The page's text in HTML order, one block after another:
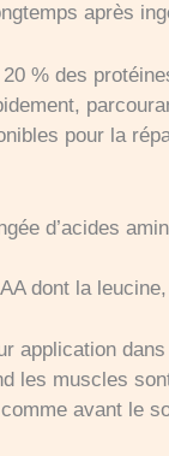
après
% des
pour la
d’acides
dont la
application
les muscles
avant le